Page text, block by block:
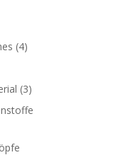
(4)
(3)